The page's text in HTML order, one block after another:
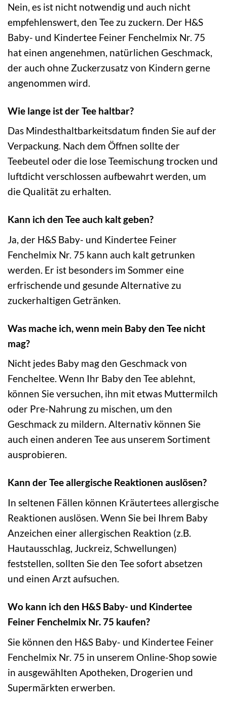
Nein, es ist nicht notwendig und auch nicht
empfehlenswert, den Tee zu zuckern. Der H&S
Baby- und Kindertee Feiner Fenchelmix Nr. 75
hat einen angenehmen, natürlichen Geschmack,
der auch ohne Zuckerzusatz von Kindern gerne
angenommen wird.
Wie lange ist der Tee haltbar?
Das Mindesthaltbarkeitsdatum finden Sie auf der
Verpackung. Nach dem Öffnen sollte der
Teebeutel oder die lose Teemischung trocken und
luftdicht verschlossen aufbewahrt werden, um
die Qualität zu erhalten.
Kann ich den Tee auch kalt geben?
Ja, der H&S Baby- und Kindertee Feiner
Fenchelmix Nr. 75 kann auch kalt getrunken
werden. Er ist besonders im Sommer eine
erfrischende und gesunde Alternative zu
zuckerhaltigen Getränken.
Was mache ich, wenn mein Baby den Tee nicht
mag?
Nicht jedes Baby mag den Geschmack von
Fencheltee. Wenn Ihr Baby den Tee ablehnt,
können Sie versuchen, ihn mit etwas Muttermilch
oder Pre-Nahrung zu mischen, um den
Geschmack zu mildern. Alternativ können Sie
auch einen anderen Tee aus unserem Sortiment
ausprobieren.
Kann der Tee allergische Reaktionen auslösen?
In seltenen Fällen können Kräutertees allergische
Reaktionen auslösen. Wenn Sie bei Ihrem Baby
Anzeichen einer allergischen Reaktion (z.B.
Hautausschlag, Juckreiz, Schwellungen)
feststellen, sollten Sie den Tee sofort absetzen
und einen Arzt aufsuchen.
Wo kann ich den H&S Baby- und Kindertee
Feiner Fenchelmix Nr. 75 kaufen?
Sie können den H&S Baby- und Kindertee Feiner
Fenchelmix Nr. 75 in unserem Online-Shop sowie
in ausgewählten Apotheken, Drogerien und
Supermärkten erwerben.